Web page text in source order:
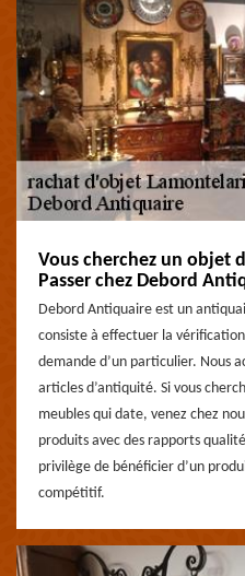
Vous cherchez un objet
Passer chez Debord
Debord Antiquaire est un
consiste à effectuer la
demande d’un particulier. Nous
articles d’antiquité. Si vous
meubles qui date, venez chez
produits avec des rapports
privilège de bénéficier d’un
compétitif.